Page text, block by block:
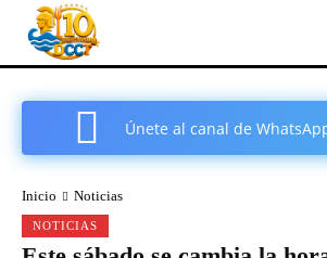
Únete al canal de
Inicio Noticias
NOTICIAS